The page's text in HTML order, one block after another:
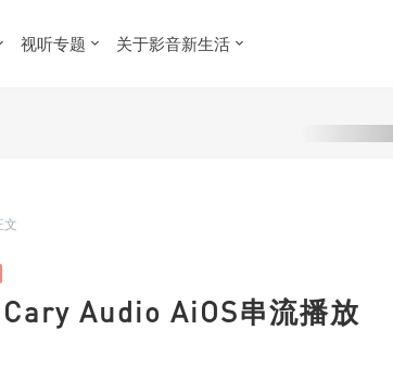
视听专题 关于影音新生活
文
Audio AiOS串流播放